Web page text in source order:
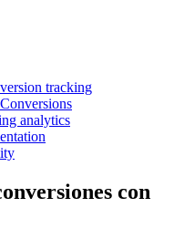
tracking
analytics
con